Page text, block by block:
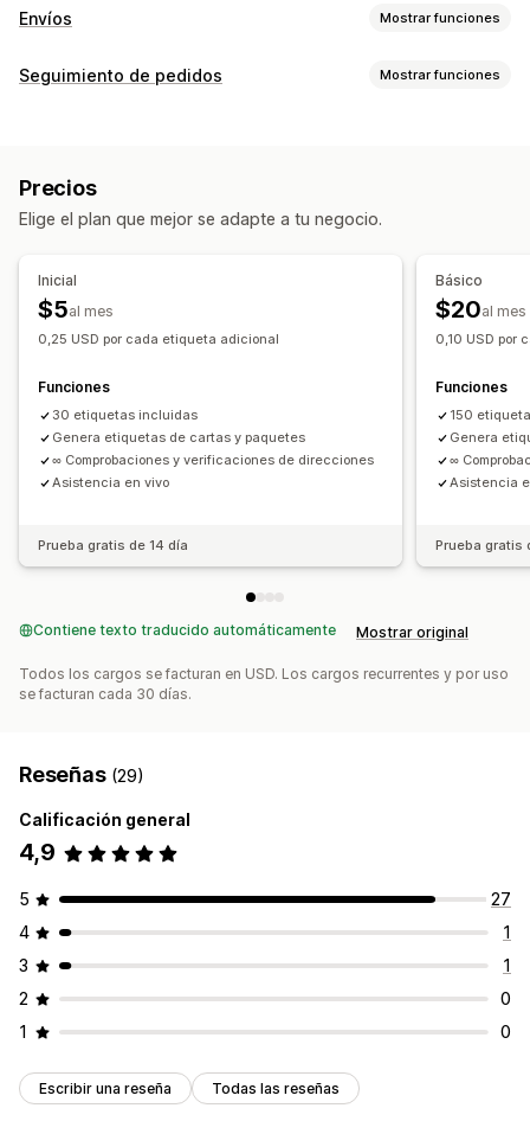
Envíos Mostrar funciones
Etiquetas y embalaje
Tarifas de envío
Sincronización de pedidos
Seguimiento en tiempo real
Notificaciones de correo electrónico
Actualizaciones de pedidos
Seguimiento de pedidos Mostrar funciones
Precios
Elige el plan que mejor se adapte a tu negocio.
Inicial
$5al mes
0,25 USD por cada etiqueta adicional
Funciones
30 etiquetas incluidas
Genera etiquetas de cartas y paquetes
∞ Comprobaciones y verificaciones de direcciones
Asistencia en vivo
Prueba gratis de 14 día
Básico
$20al mes
0,10 USD por
Funciones
150
Genera
∞
Asistencia
Prueba gratis
Contiene texto traducido automáticamente Mostrar original
Todos los cargos se facturan en USD. Los cargos recurrentes y por uso
se facturan cada 30 días.
Reseñas (29)
Calificación general
4,9
5
27
4
1
3
1
2
0
1
0
Escribir una reseña Todas las reseñas